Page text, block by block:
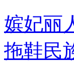
嫔妃丽
拖鞋民